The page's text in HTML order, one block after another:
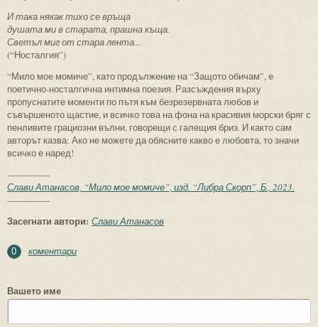
И така някак тихо се връща
душата ми в старата, прашна къща.
Светъл миг от стара лента...
(“Носталгия”)
“Мило мое момиче”, като продължение на “Защото обичам”, е
поетично-носталгична интимна поезия. Разсъждения върху
пропуснатите моменти по пътя към безрезервната любов и
съвършеното щастие, и всичко това на фона на красивия морски бряг с
пенливите грациозни вълни, говорещи с галещия бриз. И както сам
авторът казва: Ако не можете да обясните какво е любовта, то значи
всичко е наред!
---------------
Слави Атанасов, “Мило мое момиче”, изд. “Либра Скорп”, Б., 2023.
---------------
Засегнати автори: Слави Атанасов
0 коментари
Вашето име